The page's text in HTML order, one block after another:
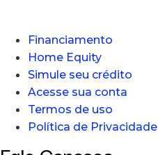
Financiamento
Home Equity
Simule seu crédito
Acesse sua conta
Termos de uso
Política de Privacidade